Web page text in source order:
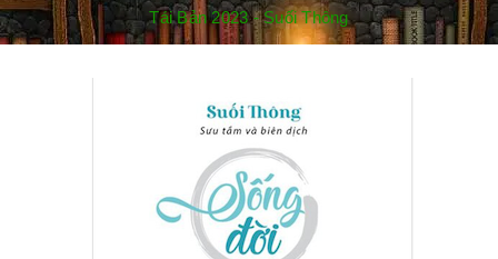
Tái Bản 2023 - Suối Thông